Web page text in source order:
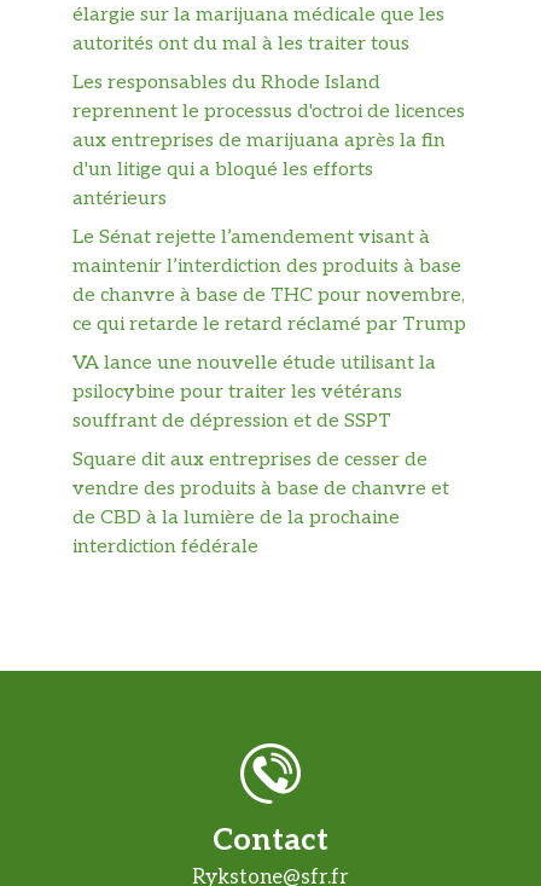
élargie sur la marijuana médicale que les
autorités ont du mal à les traiter tous
Les responsables du Rhode Island
reprennent le processus d'octroi de licences
aux entreprises de marijuana après la fin
d'un litige qui a bloqué les efforts
antérieurs
Le Sénat rejette l’amendement visant à
maintenir l’interdiction des produits à base
de chanvre à base de THC pour novembre,
ce qui retarde le retard réclamé par Trump
VA lance une nouvelle étude utilisant la
psilocybine pour traiter les vétérans
souffrant de dépression et de SSPT
Square dit aux entreprises de cesser de
vendre des produits à base de chanvre et
de CBD à la lumière de la prochaine
interdiction fédérale
Contact
Rykstone@sfr.fr